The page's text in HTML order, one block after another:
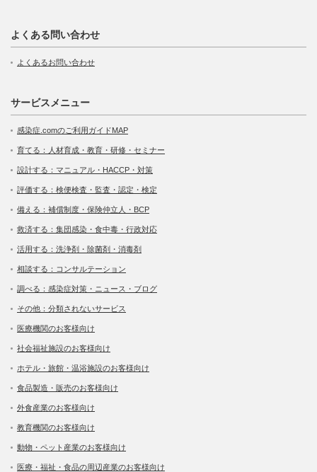
よくある問い合わせ
よくあるお問い合わせ
サービスメニュー
感染症.comのご利用ガイドMAP
育てる：人材育成・教育・研修・セミナー
設計する：マニュアル・HACCP・対策
評価する：検便検査・監査・認定・検定
備える：補償制度・保険仲立人・BCP
救済する：集団感染・食中毒・行政対応
活用する：洗浄剤・除菌剤・消毒剤
相談する：コンサルテーション
調べる：感染症対策・ニュース・ブログ
その他：分類されないサービス
医療機関のお客様向け
社会福祉施設のお客様向け
ホテル・旅館・温浴施設のお客様向け
食品製造・販売のお客様向け
外食産業のお客様向け
教育機関のお客様向け
動物・ペット産業のお客様向け
医療・福祉・食品の周辺産業のお客様向け